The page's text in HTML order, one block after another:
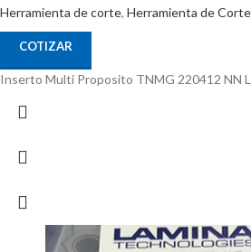
Herramienta de corte, Herramienta de
COTIZAR
Inserto Multi Proposito TNMG 220412 NN